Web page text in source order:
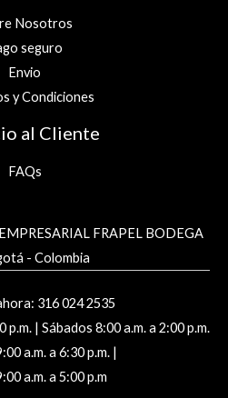
Nosotros
seguro
Envio
y Condiciones
al Cliente
FAQs
FRAPEL BODEGA
- Colombia
316 024 2535
p.m. | Sábados 8:00 a.m. a 2:00 p.m.
a.m. a 6:30 p.m. |
a.m. a 5:00 p.m